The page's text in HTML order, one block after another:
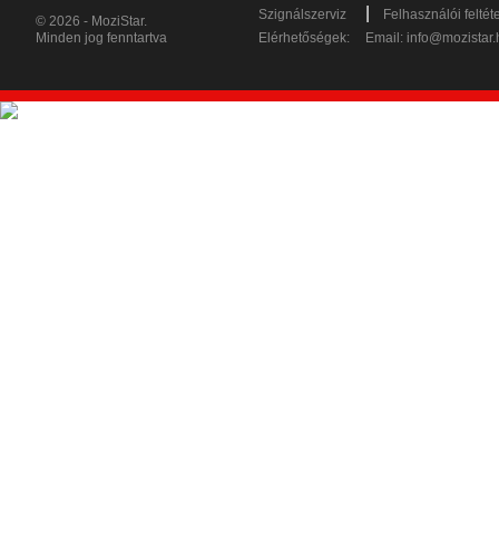
© 2026 - MoziStar.
Minden jog fenntartva
Szignálszerviz
Felhasználói
Elérhetőségek:
Email: